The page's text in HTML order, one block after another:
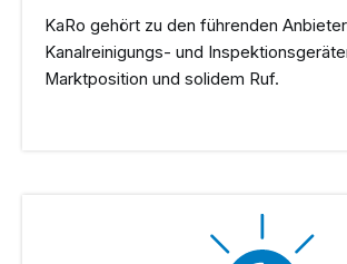
KaRo gehört zu den führenden
Kanalreinigungs- und
Marktposition und solidem Ruf.